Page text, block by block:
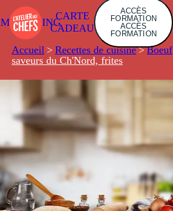
CARTE
CADEAU
ACCÈS
FORMATION
ACCÈS
FORMATION
Accueil > Recettes de cuisine > Boeuf
saveurs du Ch'Nord, frites